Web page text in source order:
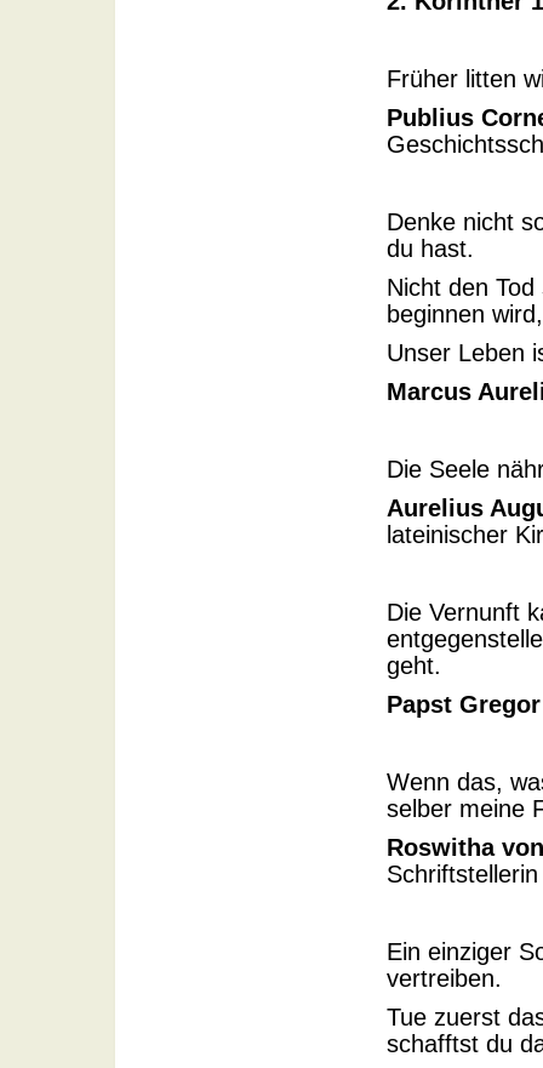
Früher litten
Publius
Denke nicht
du hast.
Nicht den
beginnen
Unser Leben
Marcus
Die Seele
Aurelius
lateinischer
Die Vernunft
geht.
Papst
Wenn das,
selber meine
Roswitha
Ein einziger
vertreiben.
Tue zuerst
schafftst du